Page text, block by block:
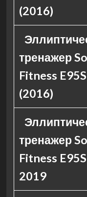
(2016)
тренажер
Fitness E95S
(2016)
тренажер
Fitness E95S
2019